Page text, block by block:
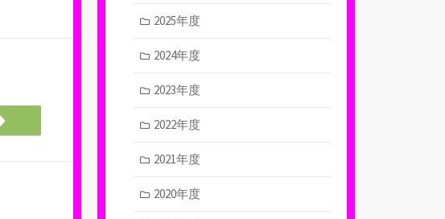
Feedly
で
2025年度
2024年度
2023年度
2022年度
2021年度
2020年度